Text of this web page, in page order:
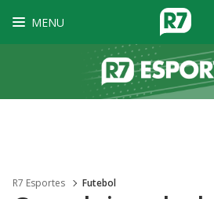
MENU
R7 Esportes Futebol